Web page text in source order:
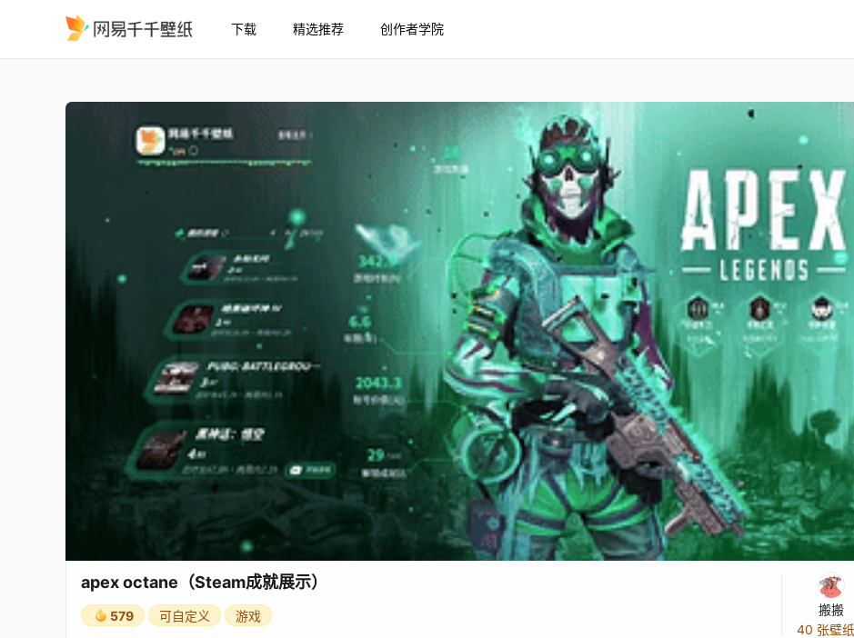
下载 精选推荐 创作者学院
apex octane（Steam成就展示）
579 可自定义 游戏
搬搬
40 张壁纸